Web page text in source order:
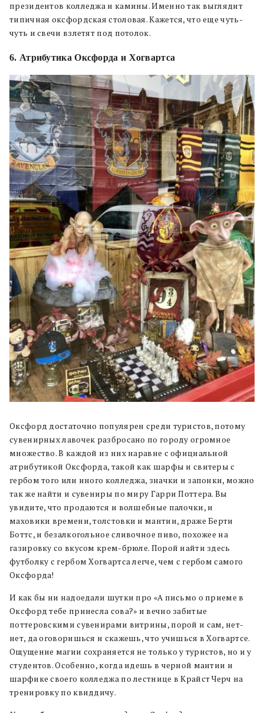
президентов колледжа и камины. Именно так выглядит
типичная оксфордская столовая. Кажется, что еще чуть-
чуть и свечи взлетят под потолок.
6. АтрибутикаОксфорда и Хогвартса
Оксфорд достаточно популярен среди туристов, потому
сувенирных лавочек разбросано по городу огромное
множество. В каждой из них наравне с официальной
атрибутикой Оксфорда, такой как шарфы и свитеры с
гербом того или иного колледжа, значки и запонки, можно
так же найти и сувениры по миру Гарри Поттера. Вы
увидите, что продаются и волшебные палочки, и
маховики времени, толстовки и мантии, драже Берти
Боттс, и безалкогольное сливочное пиво, похожее на
газировку со вкусом крем-брюле. Порой найти здесь
футболку с гербом Хогвартса легче, чем с гербом самого
Оксфорда!
И как бы ни надоедали шутки про «А письмо о приеме в
Оксфорд тебе принесла сова?» и вечно забитые
поттеровскими сувенирами витрины, порой и сам, нет-
нет, да оговоришься и скажешь, что учишься в Хогвартсе.
Ощущение магии сохраняется не только у туристов, но и у
студентов. Особенно, когда идешь в черной мантии и
шарфике своего колледжа по лестнице в Крайст Черч на
тренировку по квиддичу.